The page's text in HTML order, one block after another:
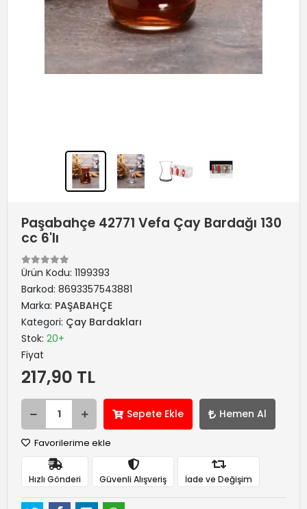
Paşabahçe 42771 Vefa Çay Bardağı 130
cc 6'lı
Ürün Kodu: 1199393
Barkod: 8693357543881
Marka: PAŞABAHÇE
Kategori: Çay Bardakları
Stok: 20+
Fiyat
217,90 TL
Sepete Ekle Hemen Al
Favorilerime ekle
Hızlı Gönderi Güvenli Alışveriş İade ve Değişim